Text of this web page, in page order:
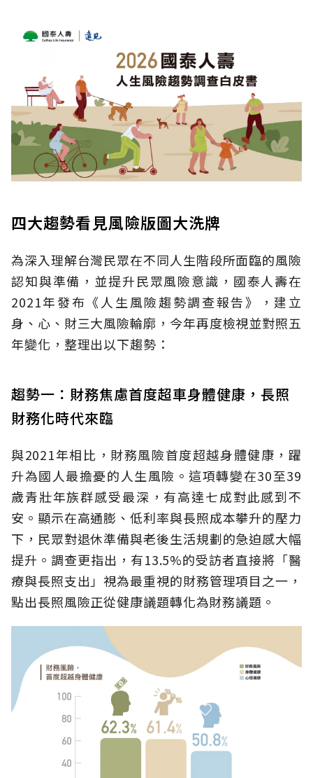
四大趨勢看見風險版圖大洗牌
為深入理解台灣民眾在不同人生階段所面臨的風險
認知與準備，並提升民眾風險意識，國泰人壽在
2021年發布《人生風險趨勢調查報告》，建立
身、心、財三大風險輪廓，今年再度檢視並對照五
年變化，整理出以下趨勢：
趨勢一：財務焦慮首度超車身體健康，長照
財務化時代來臨
與2021年相比，財務風險首度超越身體健康，躍
升為國人最擔憂的人生風險。這項轉變在30至39
歲青壯年族群感受最深，有高達七成對此感到不
安。顯示在高通膨、低利率與長照成本攀升的壓力
下，民眾對退休準備與老後生活規劃的急迫感大幅
提升。調查更指出，有13.5%的受訪者直接將「醫
療與長照支出」視為最重視的財務管理項目之一，
點出長照風險正從健康議題轉化為財務議題。